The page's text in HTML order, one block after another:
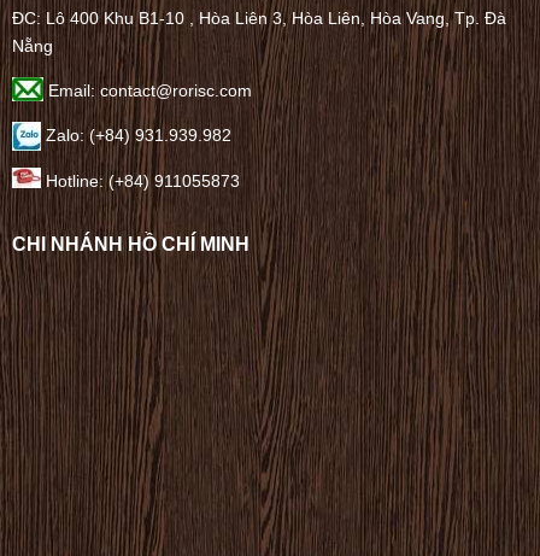
ĐC: Lô 400 Khu B1-10 , Hòa Liên 3, Hòa Liên, Hòa Vang, Tp. Đà
Nẵng
Email: contact@rorisc.com
Zalo: (+84) 931.939.982
Hotline: (+84) 911055873
CHI NHÁNH HỒ CHÍ MINH